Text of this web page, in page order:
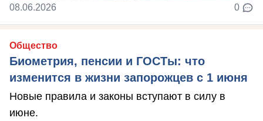
08.06.2026 0
Общество
Биометрия, пенсии и ГОСТы: что
изменится в жизни запорожцев с 1 июня
Новые правила и законы вступают в силу в
июне.